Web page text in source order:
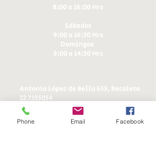
8:00 a 16:00 Hrs​
Sábados
9:00 a 16:30 Hrs
Domingos
9:00 a 14:30 Hrs
Antonia López de Bello 653, Recoleta
22 7355054
22 7375725
+56 9 75224598
ducereposteria@gmail.com
Phone Email Facebook